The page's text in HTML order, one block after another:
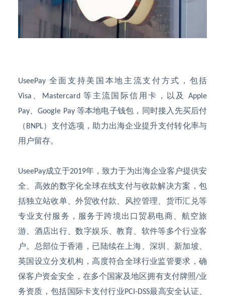
UseePay 全面支持美国本地主流支付方式，包括
Visa Mastercard等主流国际信用卡，以及Apple
Pay、Google Pay 等本地电子钱包，同时接入先买后付
（BNPL）支付选项，助力出海企业提升支付转化率与
用户留存。
UseePay成立于2019年，致力于为出海企业客户提供安
全、高效的数字化全球在线支付与收款解决方案，包
括独立站收单、外贸收付款、风控管理、货币汇兑等
专业支付服务，服务于跨境出口贸易电商、航空旅
游、酒店出行、数字娱乐、教育、软件等多个行业客
户。总部位于香港，已陆续在上海、深圳、新加坡、
英国设立分支机构，高度符合全球行业监管要求，确
保客户资金安全，在多个国家及地区拥有支付牌照/业
务资质，包括国际卡支付行业PCI-DSS最高安全认证、